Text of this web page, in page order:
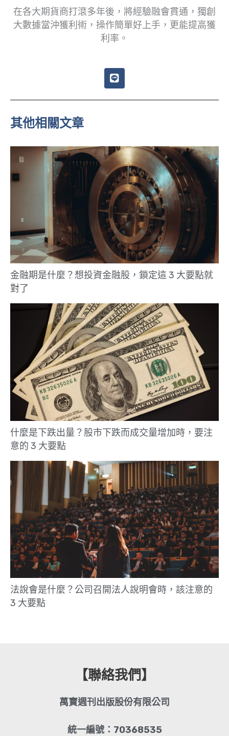
在各大期貨商打滾多年後，將經驗融會貫通，獨創
大數據當沖獲利術，操作簡單好上手，更能提高獲
利率。
L
i
e
其他相關文章
金融期是什麼？想投資金融股，鎖定這 3 大要點就
對了
什麼是下跌出量？股市下跌而成交量增加時，要注
意的 3 大要點
法說會是什麼？公司召開法人說明會時，該注意的
3 大要點
【聯絡我們】
萬寶週刊出版股份有限公司
統一編號：70368535